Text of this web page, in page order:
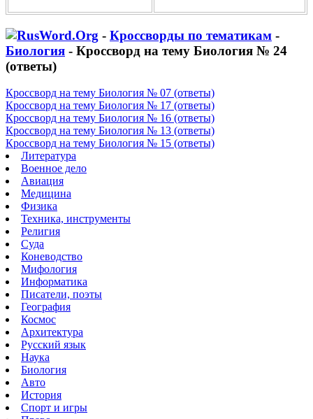
- Кроссворды по тематикам -
Биология - Кроссворд на тему Биология № 24
(ответы)
Кроссворд на тему Биология № 07 (ответы)
Кроссворд на тему Биология № 17 (ответы)
Кроссворд на тему Биология № 16 (ответы)
Кроссворд на тему Биология № 13 (ответы)
Кроссворд на тему Биология № 15 (ответы)
Литература
Военное дело
Авиация
Медицина
Физика
Техника, инструменты
Религия
Суда
Коневодство
Мифология
Информатика
Писатели, поэты
География
Космос
Архитектура
Русский язык
Наука
Биология
Авто
История
Спорт и игры